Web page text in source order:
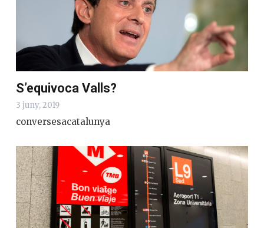
S’equivoca Valls?
3 juny, 2019
conversesacatalunya